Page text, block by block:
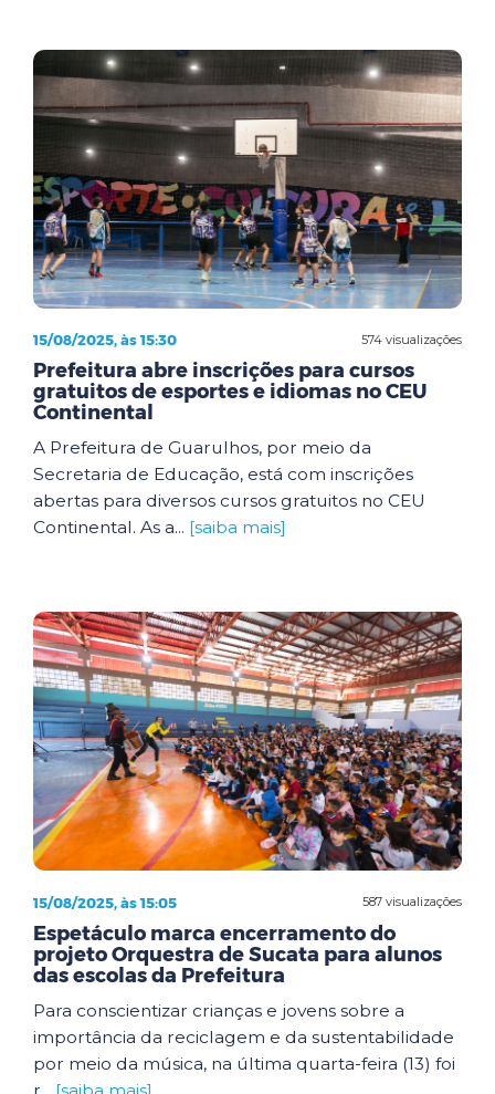
574 visualizações
15/08/2025, às 15:30
Prefeitura abre inscrições para cursos
gratuitos de esportes e idiomas no CEU
Continental
A Prefeitura de Guarulhos, por meio da
Secretaria de Educação, está com inscrições
abertas para diversos cursos gratuitos no CEU
Continental. As a... [saiba mais]
587 visualizações
15/08/2025, às 15:05
Espetáculo marca encerramento do
projeto Orquestra de Sucata para alunos
das escolas da Prefeitura
Para conscientizar crianças e jovens sobre a
importância da reciclagem e da sustentabilidade
por meio da música, na última quarta-feira (13) foi
r... [saiba mais]